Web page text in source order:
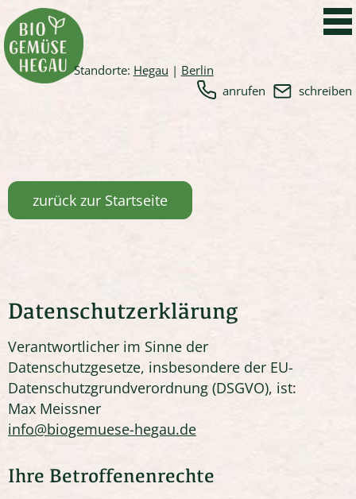
Standorte: Hegau | Berlin
anrufen
schreiben
zurück zur Startseite
Datenschutzerklärung
Verantwortlicher im Sinne der
Datenschutzgesetze, insbesondere der EU-
Datenschutzgrundverordnung (DSGVO), ist:
Max Meissner
info@biogemuese-hegau.de
Ihre Betroffenenrechte